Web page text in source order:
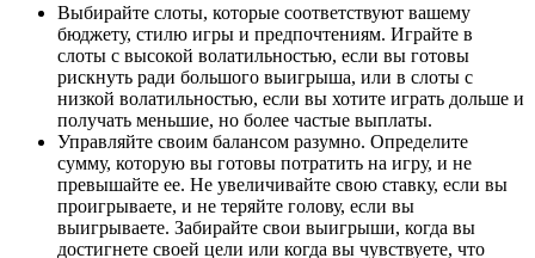
Выбирайте слоты, которые соответствуют вашему
бюджету, стилю игры и предпочтениям. Играйте в
слоты с высокой волатильностью, если вы готовы
рискнуть ради большого выигрыша, или в слоты с
низкой волатильностью, если вы хотите играть дольше и
получать меньшие, но более частые выплаты.
Управляйте своим балансом разумно. Определите
сумму, которую вы готовы потратить на игру, и не
превышайте ее. Не увеличивайте свою ставку, если вы
проигрываете, и не теряйте голову, если вы
выигрываете. Забирайте свои выигрыши, когда вы
достигнете своей цели или когда вы чувствуете, что